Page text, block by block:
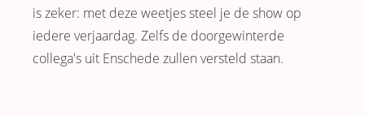
is zeker: met deze weetjes steel je de show op
iedere verjaardag. Zelfs de doorgewinterde
collega's uit Enschede zullen versteld staan.